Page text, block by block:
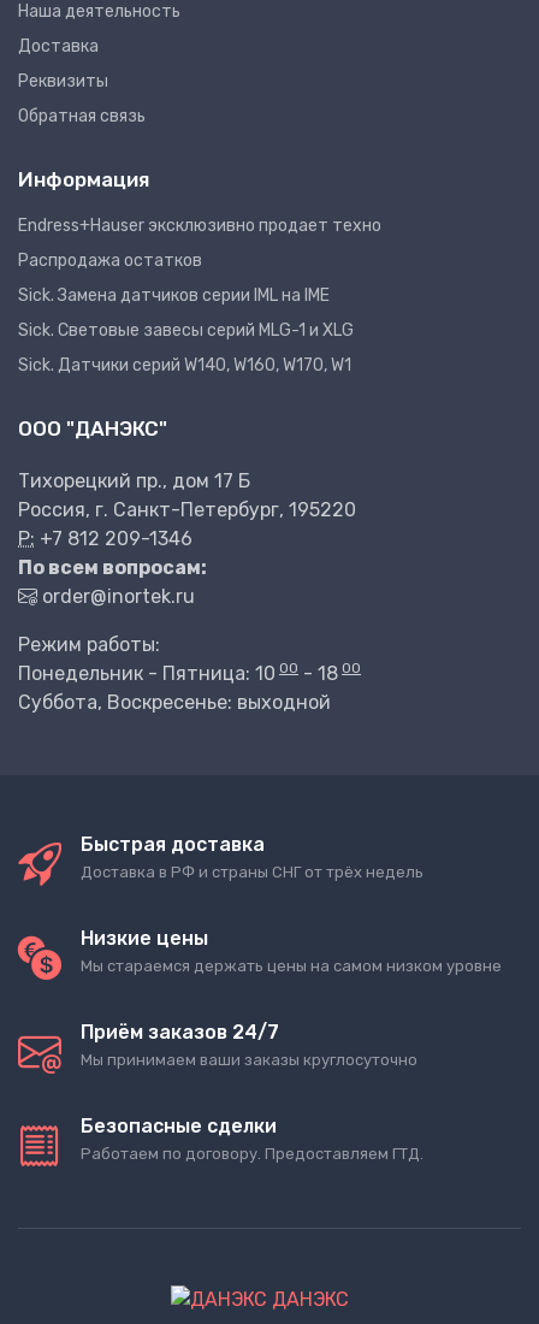
Наша деятельность
Доставка
Реквизиты
Обратная связь
Информация
Endress+Hauser эксклюзивно продает техно
Распродажа остатков
Sick. Замена датчиков серии IML на IME
Sick. Световые завесы серий MLG-1 и XLG
Sick. Датчики серий W140, W160, W170, W1
ООО "ДАНЭКС"
Тихорецкий пр., дом 17 Б
Россия, г. Санкт-Петербург, 195220
P: +7 812 209-1346
По всем вопросам:
order@inortek.ru
Режим работы:
Понедельник - Пятница: 10 00 - 18 00
Суббота, Воскресенье: выходной
Быстрая доставка
Доставка в РФ и страны СНГ от трёх недель
Низкие цены
Мы стараемся держать цены на самом низком уровне
Приём заказов 24/7
Мы принимаем ваши заказы круглосуточно
Безопасные сделки
Работаем по договору. Предоставляем ГТД.
ДАНЭКС